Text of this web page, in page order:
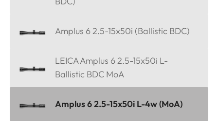
Amplus 6 2.5-15x50i (Ballistic BDC)
LEICA Amplus 6 2.5-15x50i L-
Ballistic BDC MoA
Amplus 6 2.5-15x50i L-4w (MoA)